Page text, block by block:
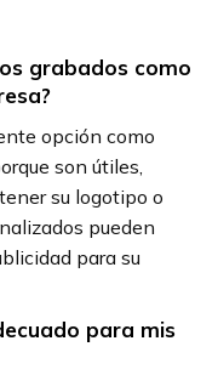
grabados como
opción como
son útiles,
su logotipo o
pueden
para su
para mis